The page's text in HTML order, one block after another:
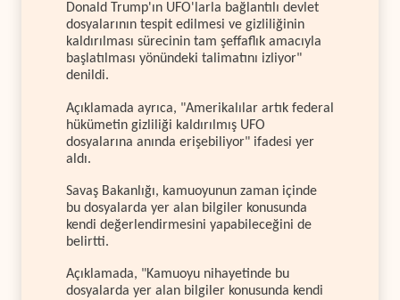
Donald Trump'ın UFO'larla bağlantılı devlet
dosyalarının tespit edilmesi ve gizliliğinin
kaldırılması sürecinin tam şeffaflık amacıyla
başlatılması yönündeki talimatını izliyor"
denildi.
Açıklamada ayrıca, "Amerikalılar artık federal
hükümetin gizliliği kaldırılmış UFO
dosyalarına anında erişebiliyor" ifadesi yer
aldı.
Savaş Bakanlığı, kamuoyunun zaman içinde
bu dosyalarda yer alan bilgiler konusunda
kendi değerlendirmesini yapabileceğini de
belirtti.
Açıklamada, "Kamuoyu nihayetinde bu
dosyalarda yer alan bilgiler konusunda kendi